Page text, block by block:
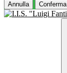
Annulla Conferma